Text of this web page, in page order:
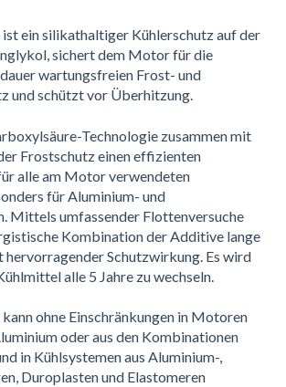
ein silikathaltiger Kühlerschutz auf der
sichert dem Motor für die
wartungsfreien Frost- und
und schützt vor Überhitzung.
Technologie zusammen mit
Frostschutz einen effizienten
alle am Motor verwendeten
für Aluminium- und
Mittels umfassender Flottenversuche
Kombination der Additive lange
hervorragender Schutzwirkung. Es wird
alle 5 Jahre zu wechseln.
ohne Einschränkungen in Motoren
oder aus den Kombinationen
in Kühlsystemen aus Aluminium-,
Duroplasten und Elastomeren